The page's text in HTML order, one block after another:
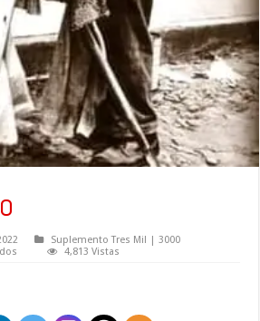
Suplemento Tres Mil | 3000
4,813 Vistas